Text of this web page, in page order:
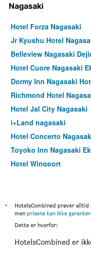
Nagasaki
Hotel Forza Nagasaki
Jr Kyushu Hotel
Belleview Nagasaki
Hotel Cuore Nagasaki
Dormy Inn Nagasaki
Richmond Hotel
Hotel Jal City Nagasaki
i+Land nagasaki
Hotel Concerto
Toyoko Inn Nagasaki
Hotel Wingport
Business Royal Hotel
Luke Plaza Hotel
Inasayama Kanko Hotel
*
HotelsCombined prøver alltid
men prisene kan ikke
Dette er hvorfor:
HotelsCombined er